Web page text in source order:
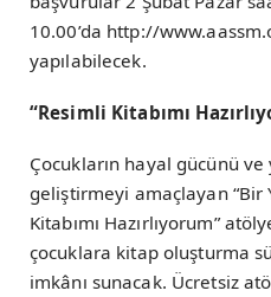
10.00’da http://
yapılabilecek.
“Resimli Kitabımı
Çocukların hayal gücünü
geliştirmeyi amaçlayan “Bir
Kitabımı Hazırlıyorum”
çocuklara kitap oluşturma
imkânı sunacak. Ücretsiz